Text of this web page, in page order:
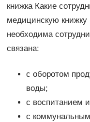
книжка Какие
медицинскую
необходима
связана:
c оборотом
воды;
c воспитанием
c